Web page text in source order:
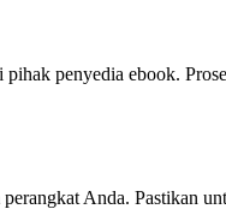
penyedia ebook.
Anda. Pastikan